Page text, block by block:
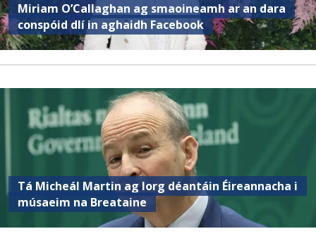
Miriam O’Callaghan ag smaoineamh ar an dara
conspóid dlí in aghaidh Facebook
Tá Micheál Martin ag lorg déantáin Éireannacha i
músaeim na Breataine